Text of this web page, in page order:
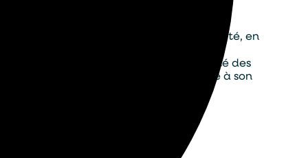
des plans d’eau. En améliorant la clarté, en
et environnementale.
écosystèmes et adaptées à la diversité des
chaque gestionnaire peut redonner vie à son